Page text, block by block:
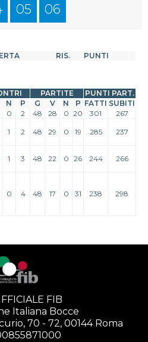
05 06
RIS. PUNTI
PARTITE
PUNTI PART.
N P G V N P FATTI SUBITI
0 2 48 28 0 20 301
267
1 2 48 29 0 19 285 237
1 3 48 22 0 26 244 266
0 4 48 17 0 31 238 298
FIB
Italiana Bocce
70 - 72, 00144 Roma